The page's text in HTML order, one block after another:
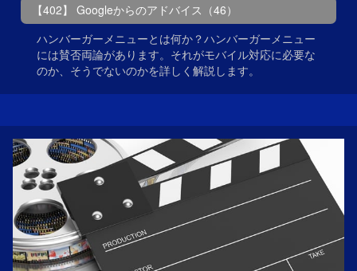
【402】 Googleからのアドバイス（46）
ハンバーガーメニューとは何か？ハンバーガーメニュー
には賛否両論があります。それがモバイル対応に必要な
のか、そうでないのかを詳しく解説します。